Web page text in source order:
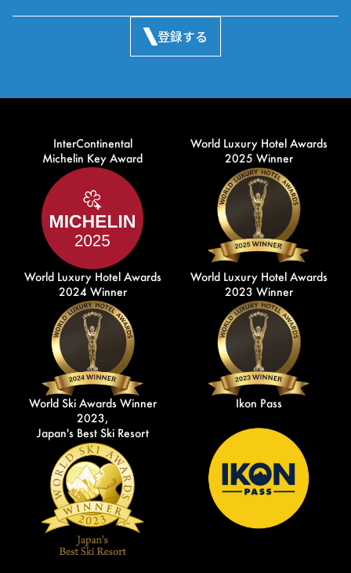
登録する
InterContinental
Michelin Key Award
World Luxury Hotel Awards
2025 Winner
World Luxury Hotel Awards
2024 Winner
World Luxury Hotel Awards
2023 Winner
World Ski Awards Winner
2023,
Japan's Best Ski Resort
Ikon Pass